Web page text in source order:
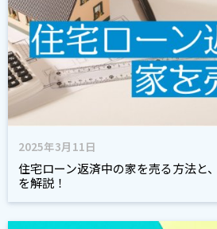
2025年3月11日
住宅ローン返済中の家を売る方法と
を解説！